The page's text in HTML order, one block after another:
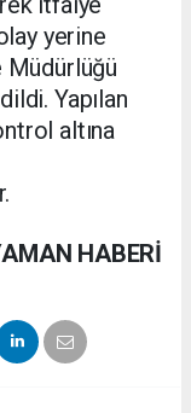
yerine
Müdürlüğü
Yapılan
altına
HABERİ